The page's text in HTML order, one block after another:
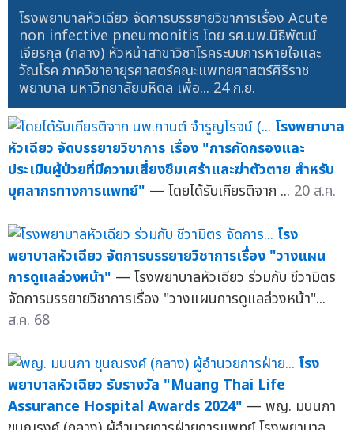
โรงพยาบาลหัวเฉียว จัดการบรรยายวิชาการเรื่อง Acute
non infective pneumonitis โดย รศ.นพ.นิธิพัฒน์
เจียรกุล (กลาง) หัวหน้าสาขาวิชาโรคระบบการหายใจและ
วัณโรค ภาควิชาอายุรศาสตร์คณะแพทยศาสตร์ศิริราช
พยาบาล มหาวิทยาลัยมหิดล เพื่อ... 24 ก.ย.
โรงพยาบาล
หัวเฉียว จัดบรรยายวิชาการ เรื่อง "การคัดกรองและ
ประเมินผู้ป่วยที่มีความเสี่ยงซึมเศร้าและฆ่าตัวตาย สำหรับ
บุคลากรทางการแพทย์" — โดยได้รับเกียรติจาก ... 20 ส.ค.
โรง
พยาบาลหัวเฉียว จัดการบรรยายวิชาการเรื่อง "วางแผน
การดูแลล่วงหน้า" — โรงพยาบาลหัวเฉียว ร่วมกับ ชีวามิตร
จัดการบรรยายวิชาการเรื่อง "วางแผนการดูแลล่วงหน้า"...
ส.ค. 68
โรง
พยาบาลหัวเฉียว รับรางวัล "Muang Thai Life
Assurance Hospital Awards 2024" — พญ. มนนภา